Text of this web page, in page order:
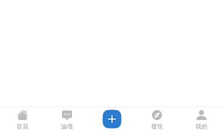
首頁 論壇 發現 我的